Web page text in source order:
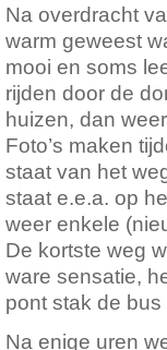
Na overdracht
warm geweest
mooi en soms
rijden door de
huizen, dan
Foto’s maken
staat van het
staat e.e.a. op
weer enkele
De kortste weg
ware sensatie,
pont stak de
Na enige uren